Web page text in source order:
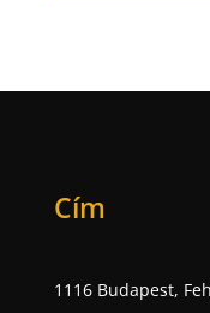
Cím
1116 Budapest,